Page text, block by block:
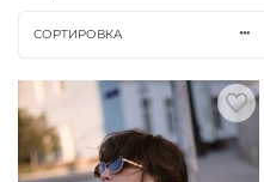
СОРТИРОВКА